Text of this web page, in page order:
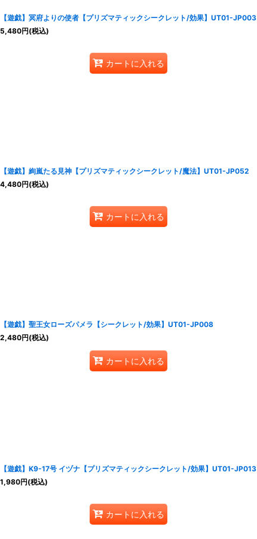
【遊戯】冥府よりの使者【プリズマティックシークレット/効果】UT01-JP003
5,480円(税込)
カートに入れる
【遊戯】絢嵐たる見神【プリズマティックシークレット/魔法】UT01-JP052
4,480円(税込)
カートに入れる
【遊戯】聖王女ローズパメラ【シークレット/効果】UT01-JP008
2,480円(税込)
カートに入れる
【遊戯】K9-17号 イヅナ【プリズマティックシークレット/効果】UT01-JP013
1,980円(税込)
カートに入れる